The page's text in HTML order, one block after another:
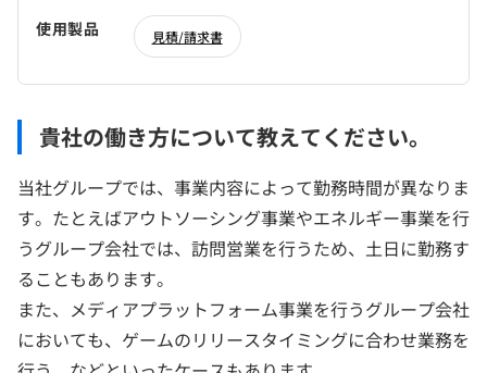
使用製品 見積/請求書
貴社の働き方について教えてください。
当社グループでは、事業内容によって勤務時間が異なりま
す。たとえばアウトソーシング事業やエネルギー事業を行
うグループ会社では、訪問営業を行うため、土日に勤務す
ることもあります。
また、メディアプラットフォーム事業を行うグループ会社
においても、ゲームのリリースタイミングに合わせ業務を